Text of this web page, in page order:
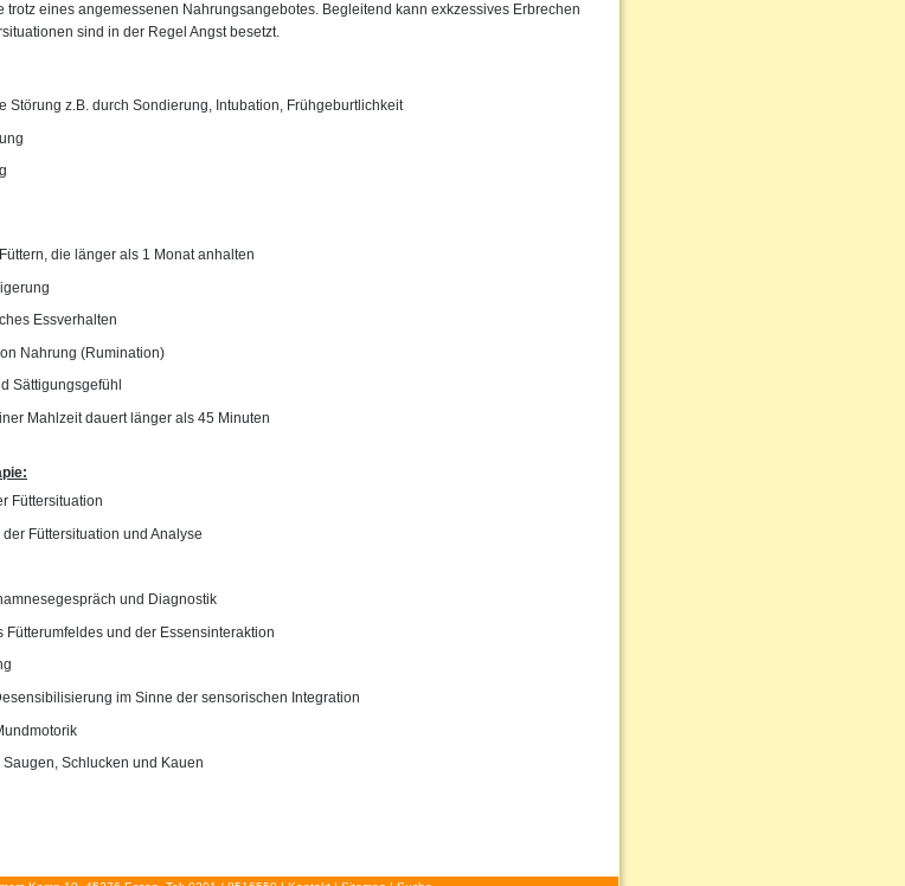
trotz eines angemessenen Nahrungsangebotes. Begleitend kann exkzessives Erbrechen
sind in der Regel Angst besetzt.
Störung z.B. durch Sondierung, Intubation, Frühgeburtlichkeit
die länger als 1 Monat anhalten
Essverhalten
Nahrung (Rumination)
Sättigungsgefühl
Mahlzeit dauert länger als 45 Minuten
Füttersituation
Füttersituation und Analyse
und Diagnostik
Fütterumfeldes und der Essensinteraktion
im Sinne der sensorischen Integration
Schlucken und Kauen